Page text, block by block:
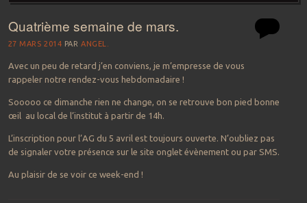
Aller au contenu principal
Quatrième semaine de mars.
27 MARS 2014 PARANGEL.
Avec un peu de retard j’en conviens, je m’empresse de vous
rappeler notre rendez-vous hebdomadaire !
Sooooo ce dimanche rien ne change, on se retrouve bon pied bonne
œil au local de l’institut à partir de 14h.
L’inscription pour l’AG du 5 avril est toujours ouverte. N’oubliez pas
de signaler votre présence sur le site onglet évènement ou par SMS.
Au plaisir de se voir ce week-end !